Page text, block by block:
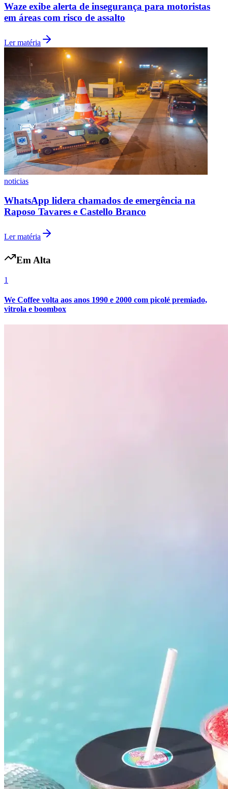
Flamengo
Waze exibe alerta de insegurança para motoristas
em áreas com risco de assalto
Ler matéria
noticias
WhatsApp lidera chamados de emergência na
Raposo Tavares e Castello Branco
Ler matéria
Em Alta
1
We Coffee volta aos anos 1990 e 2000 com picolé premiado,
vitrola e boombox